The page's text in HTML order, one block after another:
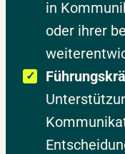
in
oder ihrer